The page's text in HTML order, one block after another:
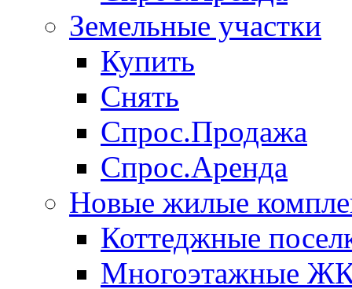
Земельные участки
Купить
Снять
Спрос.Продажа
Спрос.Аренда
Новые жилые
Коттеджные
Многоэтажные